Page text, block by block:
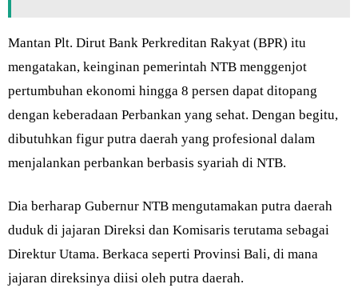
Mantan Plt. Dirut Bank Perkreditan Rakyat (BPR) itu
mengatakan, keinginan pemerintah NTB menggenjot
pertumbuhan ekonomi hingga 8 persen dapat ditopang
dengan keberadaan Perbankan yang sehat. Dengan begitu,
dibutuhkan figur putra daerah yang profesional dalam
menjalankan perbankan berbasis syariah di NTB.
Dia berharap Gubernur NTB mengutamakan putra daerah
duduk di jajaran Direksi dan Komisaris terutama sebagai
Direktur Utama. Berkaca seperti Provinsi Bali, di mana
jajaran direksinya diisi oleh putra daerah.